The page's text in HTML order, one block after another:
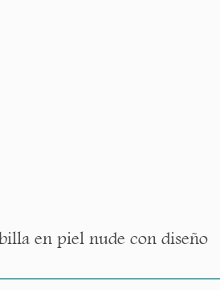
en piel nude con diseño